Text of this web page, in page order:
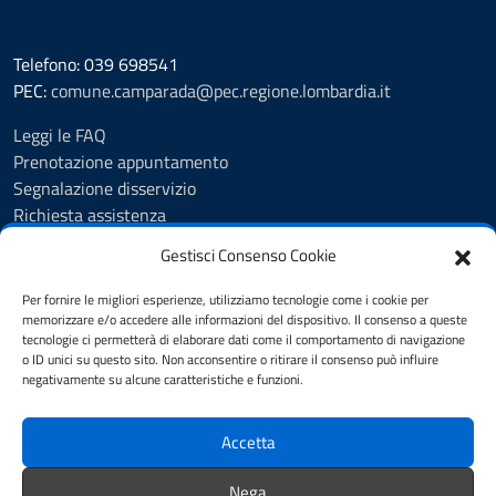
Gestisci Consenso Cookie
Per fornire le migliori esperienze, utilizziamo tecnologie come i cookie per
memorizzare e/o accedere alle informazioni del dispositivo. Il consenso a queste
tecnologie ci permetterà di elaborare dati come il comportamento di navigazione
o ID unici su questo sito. Non acconsentire o ritirare il consenso può influire
negativamente su alcune caratteristiche e funzioni.
Accetta
Telefono: 039 698541
PEC:comune.camparada@pec.regione.lombardia.it
Leggi le FAQ
Prenotazione appuntamento
Segnalazione disservizio
Richiesta assistenza
Amministrazione trasparente
Albo Pretorio
Informativa privacy
Note legali
Dichiarazione di accessibilità
SEGUICI SU